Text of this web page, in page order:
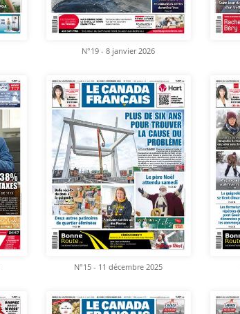
N°19 - 8 janvier 2026
N°15 - 11 décembre 2025